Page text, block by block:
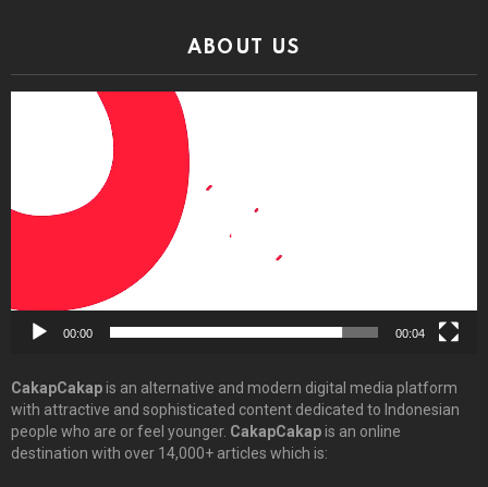
ABOUT US
00:00 00:04
CakapCakapis an alternative and modern digital media platform
with attractive and sophisticated content dedicated to Indonesian
people who are or feel younger. CakapCakapis an online
destination with over 14,000+ articles which is: